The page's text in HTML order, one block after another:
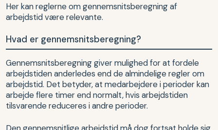
Her kan reglerne om gennemsnitsberegning af
arbejdstid være relevante.
Hvad er gennemsnitsberegning?
Gennemsnitsberegning giver mulighed for at fordele
arbejdstiden anderledes end de almindelige regler om
arbejdstid. Det betyder, at medarbejdere i perioder kan
arbejde flere timer end normalt, hvis arbejdstiden
tilsvarende reduceres i andre perioder.